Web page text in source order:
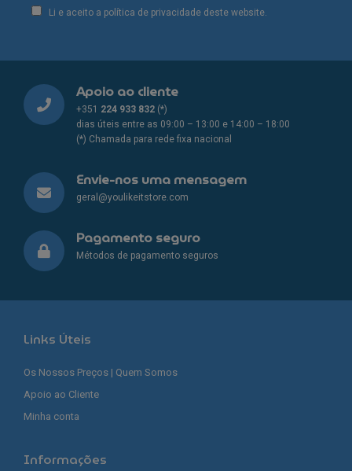
Li e aceito a política de privacidade deste website.
Apoio ao cliente
+351 224 933 832 (*)
dias úteis entre as 09:00 – 13:00 e 14:00 – 18:00
(*) Chamada para rede fixa nacional
Envie-nos uma mensagem
geral@youlikeitstore.com
Pagamento seguro
Métodos de pagamento seguros
Links Úteis
Os Nossos Preços | Quem Somos
Apoio ao Cliente
Minha conta
Informações